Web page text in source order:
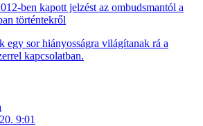
ben kapott jelzést az ombudsmantól a
történtekről
egy sor hiányosságra világítanak rá a
kapcsolatban.
9:01